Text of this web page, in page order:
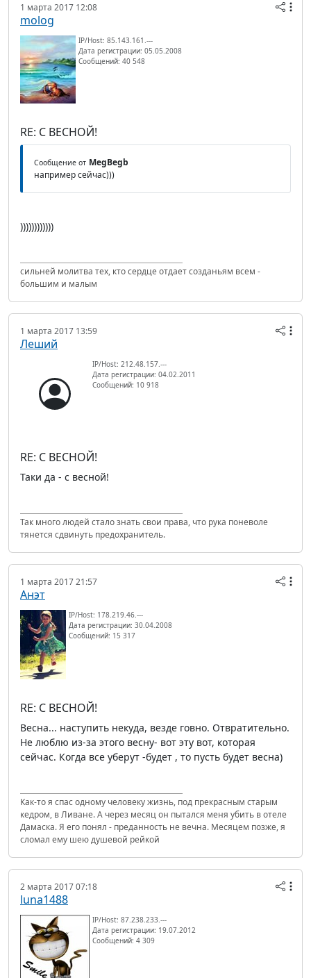
1 марта 2017 12:08
molog
IP/Host: 85.143.161.---
Дата регистрации: 05.05.2008
Сообщений: 40 548
RE: С ВЕСНОЙ!
Сообщение от MegBegb
например сейчас)))
))))))))))))
сильней молитва тех, кто сердце отдает созданьям всем -
большим и малым
1 марта 2017 13:59
Леший
IP/Host: 212.48.157.---
Дата регистрации: 04.02.2011
Сообщений: 10 918
RE: С ВЕСНОЙ!
Таки да - с весной!
Так много людей стало знать свои права, что рука поневоле
тянется сдвинуть предохранитель.
1 марта 2017 21:57
Анэт
IP/Host: 178.219.46.---
Дата регистрации: 30.04.2008
Сообщений: 15 317
RE: С ВЕСНОЙ!
Весна... наступить некуда, везде говно. Отвратительно.
Не люблю из-за этого весну- вот эту вот, которая
сейчас. Когда все уберут -будет , то пусть будет весна)
Как-то я спас одному человеку жизнь, под прекрасным старым
кедром, в Ливане. А через месяц он пытался меня убить в отеле
Дамаска. Я его понял - преданность не вечна. Месяцем позже, я
сломал ему шею душевой рейкой
2 марта 2017 07:18
luna1488
IP/Host: 87.238.233.---
Дата регистрации: 19.07.2012
Сообщений: 4 309